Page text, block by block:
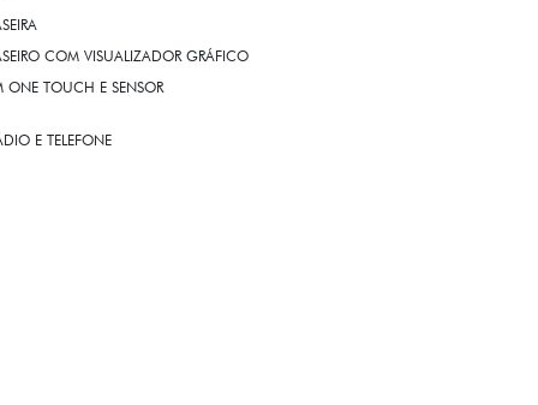
COM VISUALIZADOR GRÁFICO
ONE TOUCH E SENSOR
E TELEFONE